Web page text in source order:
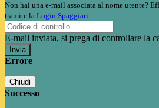
Non hai una e-mail associata al nome utente?
tramite la Login Spaggiari
E-mail inviata, si prega di controllare la
Errore
Chiudi
Successo